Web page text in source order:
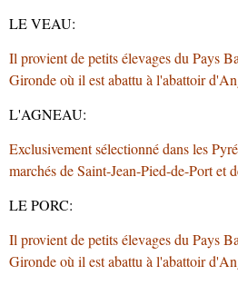
LE VEAU:
Il provient de petits élevages du Pays
Gironde où il est abattu à l'abattoir
L'AGNEAU:
Exclusivement sélectionné dans les
marchés de Saint-Jean-Pied-de-Port et
LE PORC:
Il provient de petits élevages du Pays
Gironde où il est abattu à l'abattoir